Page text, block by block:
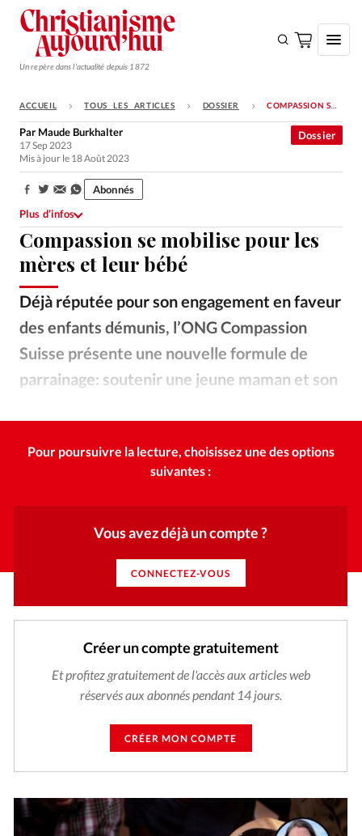
Un repère dans l'actualité depuis 1872
S'ABONNER
Monde
Opinions
Tous les articles
Faire un don
Emploi
Se connecter
Édition: Internationale
RUBRIQUES
Actualité internationale
Chronique
Tour du monde des Eglises
Trait d'Ixène
Vie Intérieure
ACCUEIL TOUS LES ARTICLES DOSSIER COMPASSION SE MOBILISE POUR LES MÈRES ET LEUR BÉBÉ
Compassion se mobilise pour les
mères et leur bébé
Déjà réputée pour son engagement en faveur
des enfants démunis, l’ONG Compassion
Suisse présente une nouvelle formule de
parrainage: soutenir une jeune maman et son
Dossier
Par Maude Burkhalter
17 Sep 2023
Mis à jour le 18 Août 2023
Partager:
Abonnés
Plus d’infos
Pour poursuivre la lecture, choisissez une des options
suivantes :
Vous avez déjà un compte ?
CONNECTEZ-VOUS
Créer un compte gratuitement
Et profitez gratuitement de l'accès aux articles web
réservés aux abonnés pendant 14 jours.
CRÉER MON COMPTE